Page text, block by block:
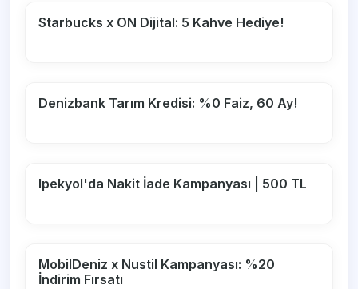
Starbucks x ON Dijital: 5 Kahve Hediye!
Denizbank Tarım Kredisi: %0 Faiz, 60 Ay!
Ipekyol'da Nakit İade Kampanyası | 500 TL
MobilDeniz x Nustil Kampanyası: %20
İndirim Fırsatı